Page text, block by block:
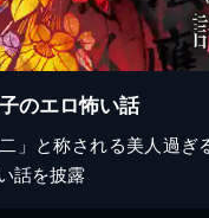
のエロ怖い話
」と称される美人過ぎ
話を披露